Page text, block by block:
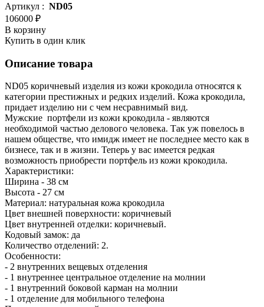
Артикул : ND05
106000 ₽
В корзину
Купить в один клик
Описание товара
ND05 коричневый изделия из кожи крокодила относятся к
категории престижных и редких изделий. Кожа крокодила,
придает изделию ни с чем несравнимый вид.
Мужские портфели из кожи крокодила - являются
необходимой частью делового человека. Так уж повелось в
нашем обществе, что имидж имеет не последнее место как в
бизнесе, так и в жизни. Теперь у вас имеется редкая
возможность приобрести портфель из кожи крокодила.
Характеристики:
Ширина - 38 см
Высота - 27 см
Материал: натуральная кожа крокодила
Цвет внешней поверхности: коричневый
Цвет внутренней отделки: коричневый.
Кодовый замок: да
Количество отделений: 2.
Особенности:
- 2 внутренних вещевых отделения
- 1 внутреннее центральное отделение на молнии
- 1 внутренний боковой карман на молнии
- 1 отделение для мобильного телефона